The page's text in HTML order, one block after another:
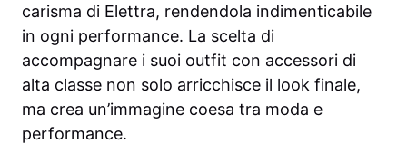
carisma di Elettra, rendendola indimenticabile
in ogni performance. La scelta di
accompagnare i suoi outfit con accessori di
alta classe non solo arricchisce il look finale,
ma crea un’immagine coesa tra moda e
performance.